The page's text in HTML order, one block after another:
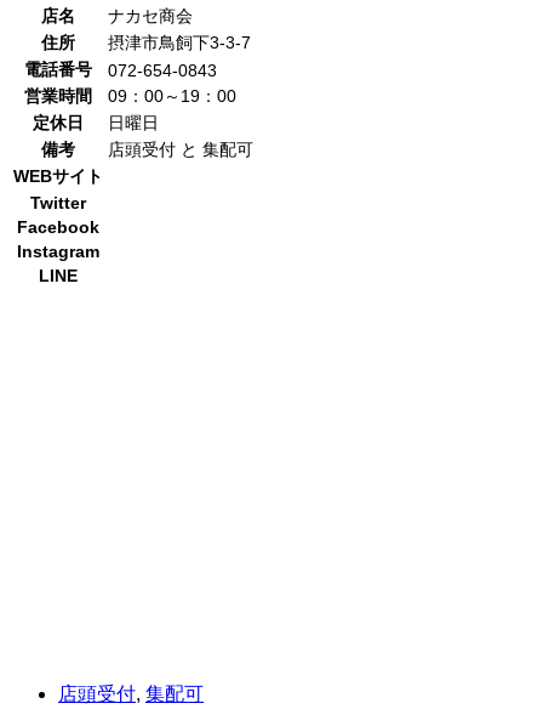
店名
ナカセ商会
住所
摂津市鳥飼下3-3-7
電話番号
072-654-0843
営業時間
09：00～19：00
定休日
日曜日
備考
店頭受付 と 集配可
WEBサイト
Twitter
Facebook
Instagram
LINE
店頭受付, 集配可